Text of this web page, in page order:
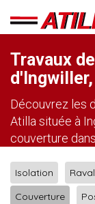
Travaux
Découvrez les
Atilla située à
couverture
Isolation
Couverture